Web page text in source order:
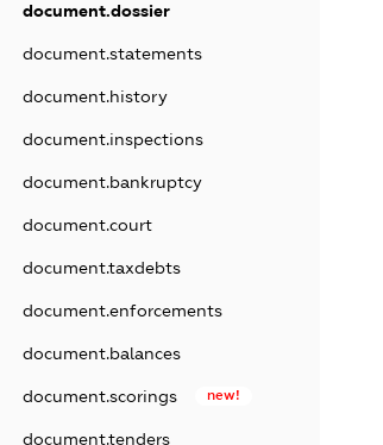
document.dossier
document.statements
document.history
document.inspections
document.bankruptcy
document.court
document.taxdebts
document.enforcements
document.balances
document.scorings new!
document.tenders